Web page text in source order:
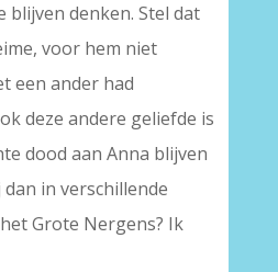
blijven denken. Stel dat
voor hem niet
een ander had
deze andere geliefde is
dood aan Anna blijven
in verschillende
Grote Nergens? Ik